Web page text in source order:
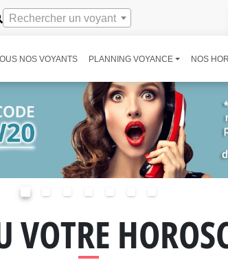
Rechercher un voyant
NOS VOYANTS PLANNING VOYANCE NOS
VOTRE